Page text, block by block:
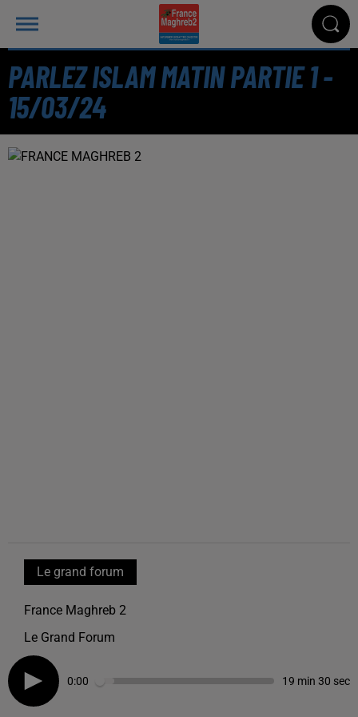
PARLEZ ISLAM MATIN PARTIE 1 -
15/03/24
Le grand forum
France Maghreb 2
Le Grand Forum
0:00 19 min 30 sec